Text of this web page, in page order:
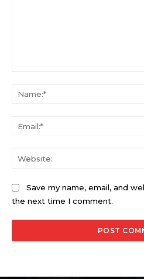
Save my name, email, and
the next time I comment.